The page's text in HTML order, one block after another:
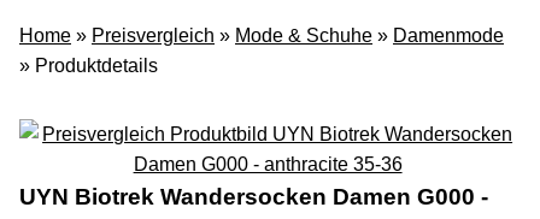
Home » Preisvergleich » Mode & Schuhe » Damenmode
» Produktdetails
UYN Biotrek Wandersocken Damen G000 -